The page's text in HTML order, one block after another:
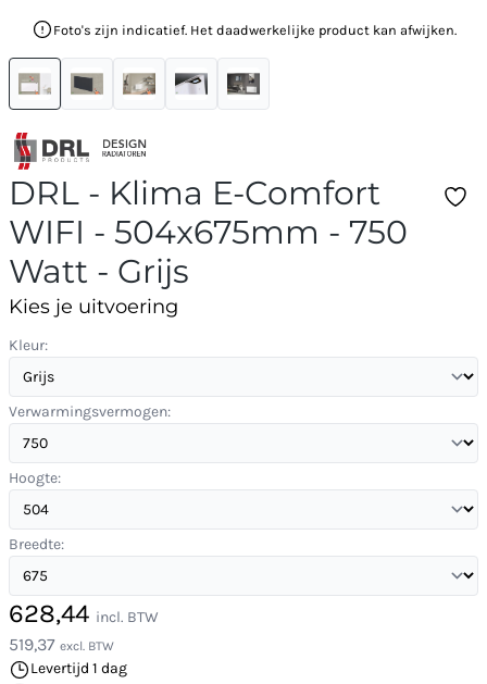
Foto's zijn indicatief. Het daadwerkelijke product kan afwijken.
DRL - Klima E-Comfort
WIFI - 504x675mm - 750
Watt - Grijs
Kies je uitvoering
Kleur:
Verwarmingsvermogen:
Hoogte:
Breedte:
628,44 incl. BTW
519,37 excl. BTW
Levertijd 1 dag